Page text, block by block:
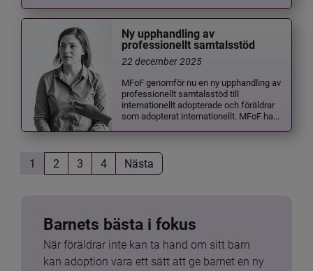
Ny upphandling av
professionellt samtalsstöd
22 december 2025
MFoF genomför nu en ny upphandling av
professionellt samtalsstöd till
internationellt adopterade och föräldrar
som adopterat internationellt. MFoF ha...
1 2 3 4 Nästa
Barnets bästa i fokus
När föräldrar inte kan ta hand om sitt barn
kan adoption vara ett sätt att ge barnet en ny